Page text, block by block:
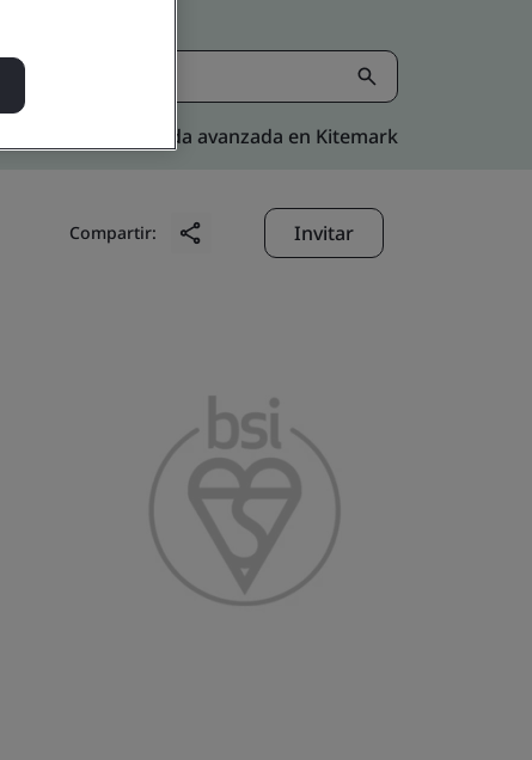
Búsqueda avanzada en Kitemark
Compartir: Invitar